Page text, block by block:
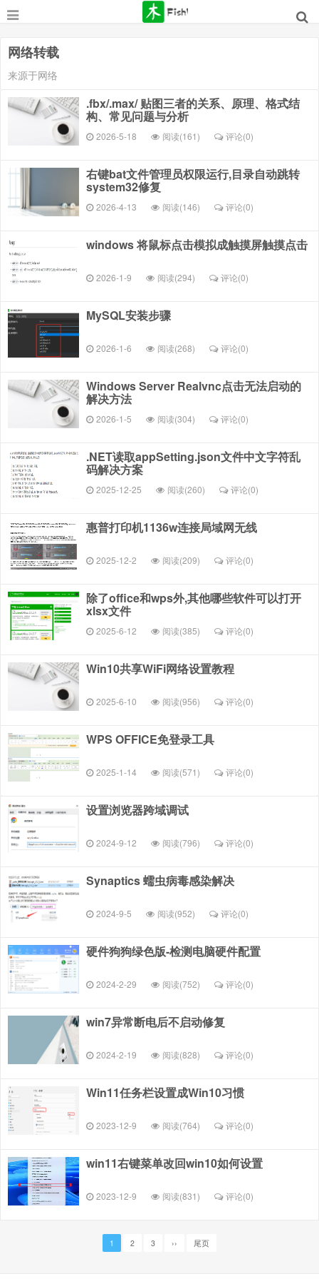
网络转载
来源于网络
.fbx/.max/ 贴图三者的关系、原理、格式结
构、常见问题与分析
2026-5-18 阅读(161) 评论(0)
右键bat文件管理员权限运行,目录自动跳转
system32修复
2026-4-13 阅读(146) 评论(0)
windows 将鼠标点击模拟成触摸屏触摸点击
2026-1-9 阅读(294) 评论(0)
MySQL安装步骤
2026-1-6 阅读(268) 评论(0)
Windows Server Realvnc点击无法启动的
解决方法
2026-1-5 阅读(304) 评论(0)
.NET读取appSetting.json文件中文字符乱
码解决方案
2025-12-25 阅读(260) 评论(0)
惠普打印机1136w连接局域网无线
2025-12-2 阅读(209) 评论(0)
除了office和wps外,其他哪些软件可以打开
xlsx文件
2025-6-12 阅读(385) 评论(0)
Win10共享WiFi网络设置教程
2025-6-10 阅读(956) 评论(0)
WPS OFFICE免登录工具
2025-1-14 阅读(571) 评论(0)
设置浏览器跨域调试
2024-9-12 阅读(796) 评论(0)
Synaptics 蠕虫病毒感染解决
2024-9-5 阅读(952) 评论(0)
硬件狗狗绿色版-检测电脑硬件配置
2024-2-29 阅读(752) 评论(0)
win7异常断电后不启动修复
2024-2-19 阅读(828) 评论(0)
Win11任务栏设置成Win10习惯
2023-12-9 阅读(764) 评论(0)
win11右键菜单改回win10如何设置
2023-12-9 阅读(831) 评论(0)
1 2 3 ›› 尾页